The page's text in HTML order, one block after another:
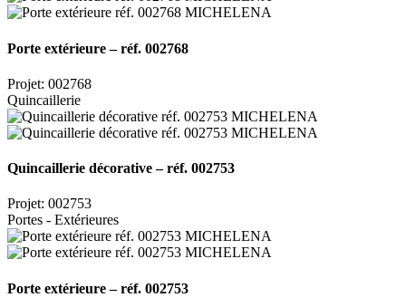
Porte extérieure – réf. 002768
Projet: 002768
Quincaillerie
Quincaillerie décorative – réf. 002753
Projet: 002753
Portes - Extérieures
Porte extérieure – réf. 002753